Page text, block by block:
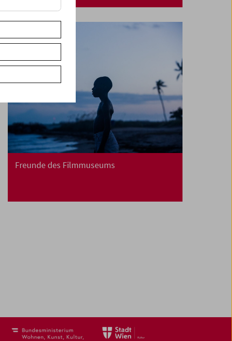
Freunde des Filmmuseums